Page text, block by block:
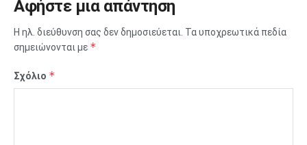
Αφήστε μια απάντηση
Η ηλ. διεύθυνση σας δεν δημοσιεύεται. Τα υποχρεωτικά πεδία
σημειώνονται με *
Σχόλιο *